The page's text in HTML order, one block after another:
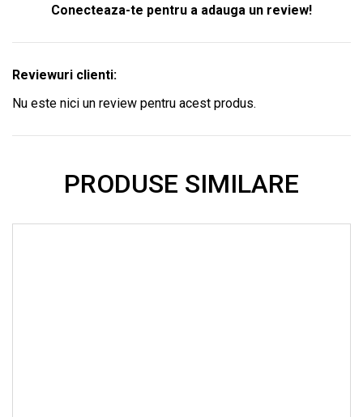
Conecteaza-te pentru a adauga un review!
Reviewuri clienti:
Nu este nici un review pentru acest produs.
PRODUSE SIMILARE